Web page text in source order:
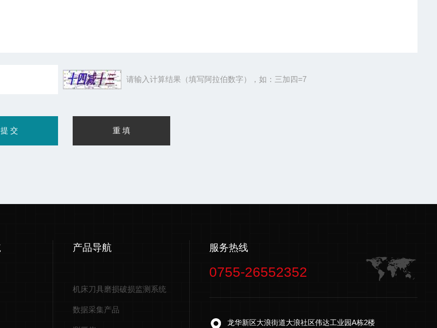
请输入计算结果（填写阿拉伯数字），如：三加四=7
产品导航
机床刀具磨损破损监测系统
数据采集产品
服务热线
0755-26552352
龙华新区大浪街道大浪社区伟达工业园A栋2楼